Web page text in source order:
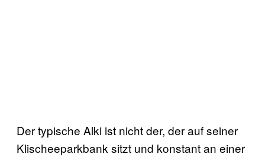
Der typische Alki ist nicht der, der auf seiner
Klischeeparkbank sitzt und konstant an einer